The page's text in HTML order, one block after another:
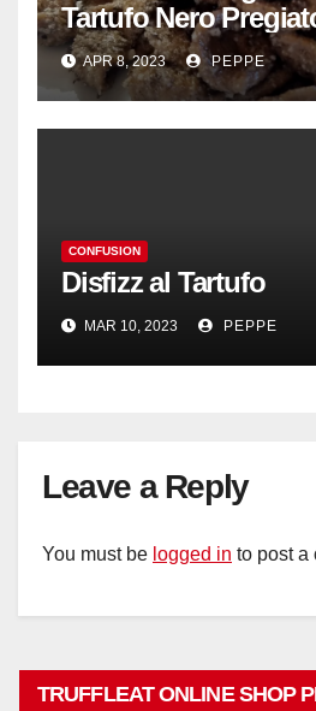
Tartufo Nero
APR 8, 2023 PEPPE
CONFUSION
Disfizz al Tartufo
MAR 10, 2023 PEPPE
Leave a Reply
You must be logged in to post a
TRUFFLEAT ONLINE SHOP